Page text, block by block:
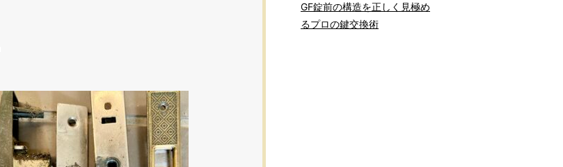
GF錠前の構造を正しく見極め
るプロの鍵交換術